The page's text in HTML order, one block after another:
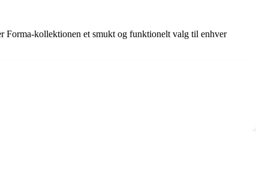
Forma-kollektionen et smukt og funktionelt valg til enhver